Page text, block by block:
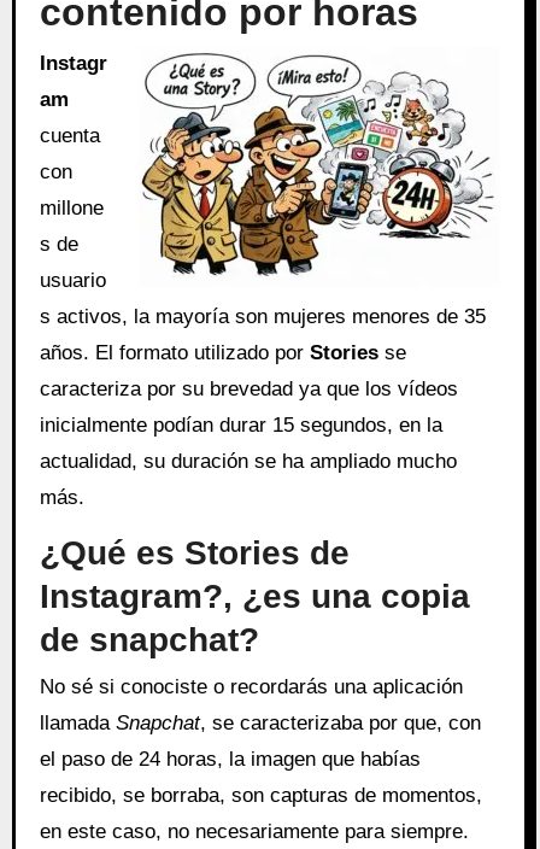
contenido por horas
Instagr
am
cuenta
con
millone
s de
usuario
s activos, la mayoría son mujeres menores de 35
años. El formato utilizado por Storiesse
caracteriza por su brevedad ya que los vídeos
inicialmente podían durar 15 segundos, en la
actualidad, su duración se ha ampliado mucho
más.
¿Qué es Stories de
Instagram?, ¿es una copia
de snapchat?
No sé si conociste o recordarás una aplicación
llamada Snapchat, se caracterizaba por que, con
el paso de 24 horas, la imagen que habías
recibido, se borraba, son capturas de momentos,
en este caso, no necesariamente para siempre.